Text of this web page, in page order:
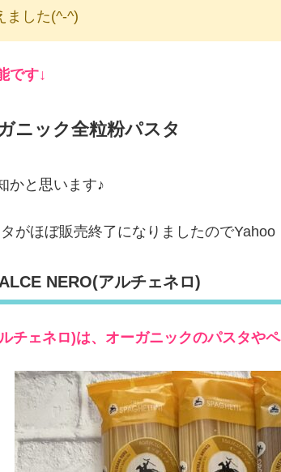
ました(^-^)
です↓
ニック全粒粉パスタ
かと思います♪
がほぼ販売終了になりましたのでYahoo
NERO(アルチェネロ)
チェネロ)は、 オーガニックのパスタや